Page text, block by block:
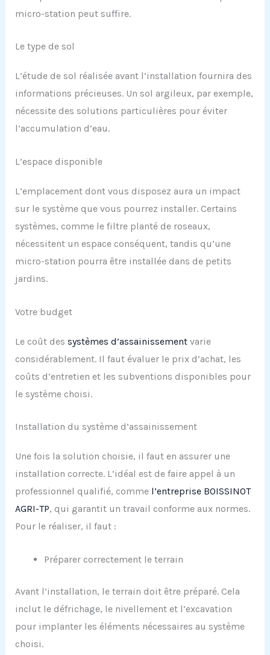
micro-station peut suffire.
Le type de sol
L’étude de sol réalisée avant l’installation fournira des
informations précieuses. Un sol argileux, par exemple,
nécessite des solutions particulières pour éviter
l’accumulation d’eau.
L’espace disponible
L’emplacement dont vous disposez aura un impact
sur le système que vous pourrez installer. Certains
systèmes, comme le filtre planté de roseaux,
nécessitent un espace conséquent, tandis qu’une
micro-station pourra être installée dans de petits
jardins.
Votre budget
Le coût des systèmes d’assainissementvarie
considérablement. Il faut évaluer le prix d’achat, les
coûts d’entretien et les subventions disponibles pour
le système choisi.
Installation du système d’assainissement
Une fois la solution choisie, il faut en assurer une
installation correcte. L’idéal est de faire appel à un
professionnel qualifié, comme l’entreprise BOISSINOT
AGRI-TP, qui garantit un travail conforme aux normes.
Pour le réaliser, il faut :
Préparer correctement le terrain
Avant l’installation, le terrain doit être préparé. Cela
inclut le défrichage, le nivellement et l’excavation
pour implanter les éléments nécessaires au système
choisi.